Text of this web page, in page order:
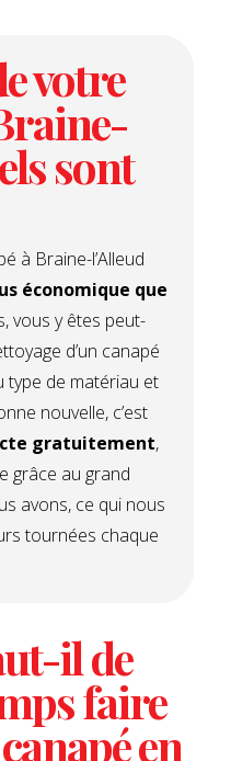
votre
sont
à Braine-l’Alleud
économique que
vous y êtes peut-
d’un canapé
type de matériau et
nouvelle, c’est
gratuitement,
grâce au grand
avons, ce qui nous
tournées chaque
il de
faire
en